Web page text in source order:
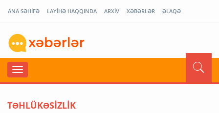
ANA SƏHİFƏ LAYİHƏ HAQQINDA ARXİV XƏBƏRLƏR ƏLAQƏ
TƏHLÜKƏSİZLİK